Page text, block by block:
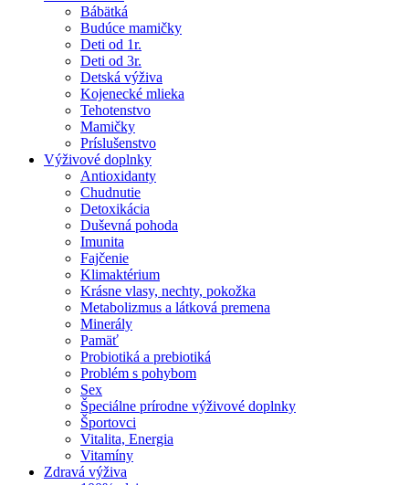
Bábätká
Budúce mamičky
Deti od 1r.
Deti od 3r.
Detská výživa
Kojenecké mlieka
Tehotenstvo
Mamičky
Príslušenstvo
Výživové doplnky
Antioxidanty
Chudnutie
Detoxikácia
Duševná pohoda
Imunita
Fajčenie
Klimaktérium
Krásne vlasy, nechty, pokožka
Metabolizmus a látková premena
Minerály
Pamäť
Probiotiká a prebiotiká
Problém s pohybom
Sex
Špeciálne prírodne výživové doplnky
Športovci
Vitalita, Energia
Vitamíny
Zdravá výživa